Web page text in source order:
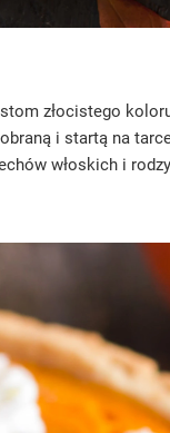
złocistego
i startą na
włoskich i